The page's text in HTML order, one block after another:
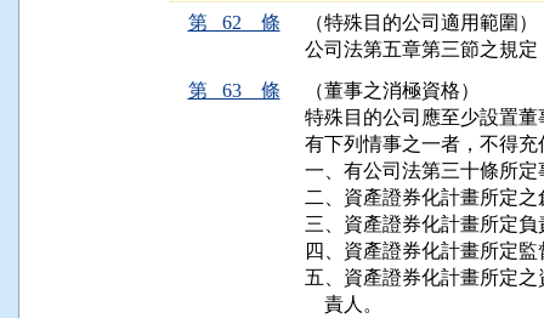
第 62 條
（特殊目的公司適用範圍）
公司法第五章第三節之規
第 63 條
（董事之消極資格）
特殊目的公司應至少設置
有下列情事之一者，不得充
一、有公司法第三十條所定
二、資產證券化計畫所定
三、資產證券化計畫所定
四、資產證券化計畫所定
五、資產證券化計畫所定
    責人。